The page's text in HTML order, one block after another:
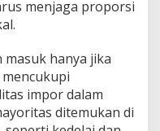
menjaga proporsi
hanya jika
impor dalam
ditemukan di